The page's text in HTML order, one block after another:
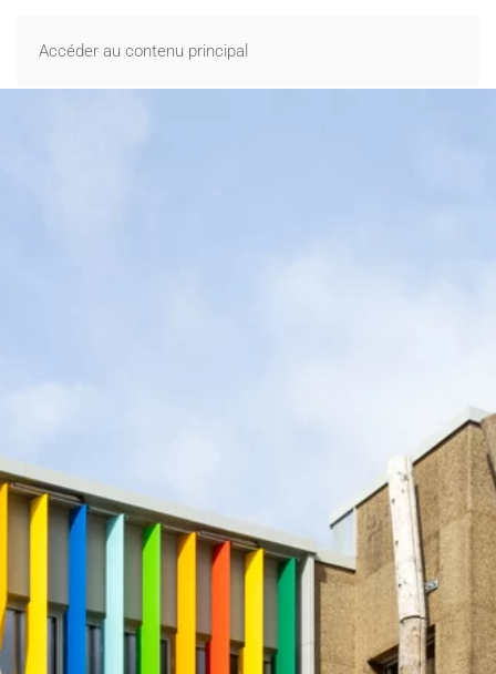
Accéder au contenu principal